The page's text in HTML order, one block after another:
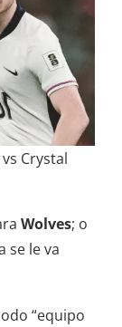
Crystal
Wolves; o
se le va
“equipo